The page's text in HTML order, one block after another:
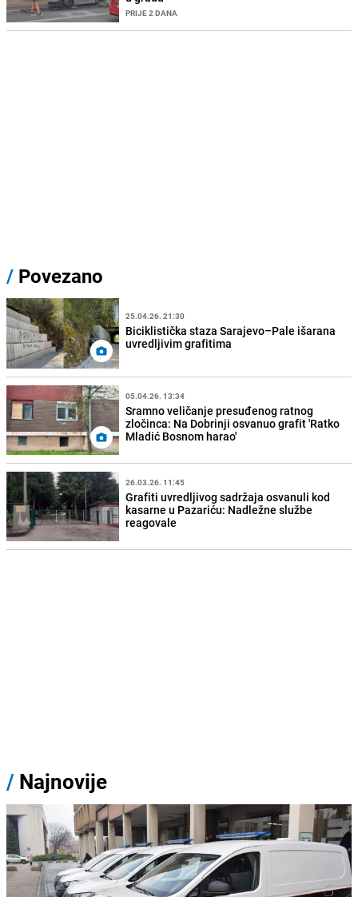
PRIJE 2 DANA
/ Povezano
25.04.26. 21:30
Biciklistička staza Sarajevo–Pale išarana
uvredljivim grafitima
05.04.26. 13:34
Sramno veličanje presuđenog ratnog
zločinca: Na Dobrinji osvanuo grafit 'Ratko
Mladić Bosnom harao'
26.03.26. 11:45
Grafiti uvredljivog sadržaja osvanuli kod
kasarne u Pazariću: Nadležne službe
reagovale
/ Najnovije